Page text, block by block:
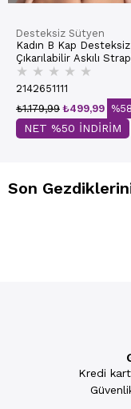
Desteksiz Sütyen
Kadın B Kap Desteksiz
Çıkarılabilir Askılı
Basic Sütyen | Ekru
★ ★ ★ ★ ★
2142651111
₺499,99
₺1.179,99 %58
NET %50 İNDİRİM
Son
Kredi